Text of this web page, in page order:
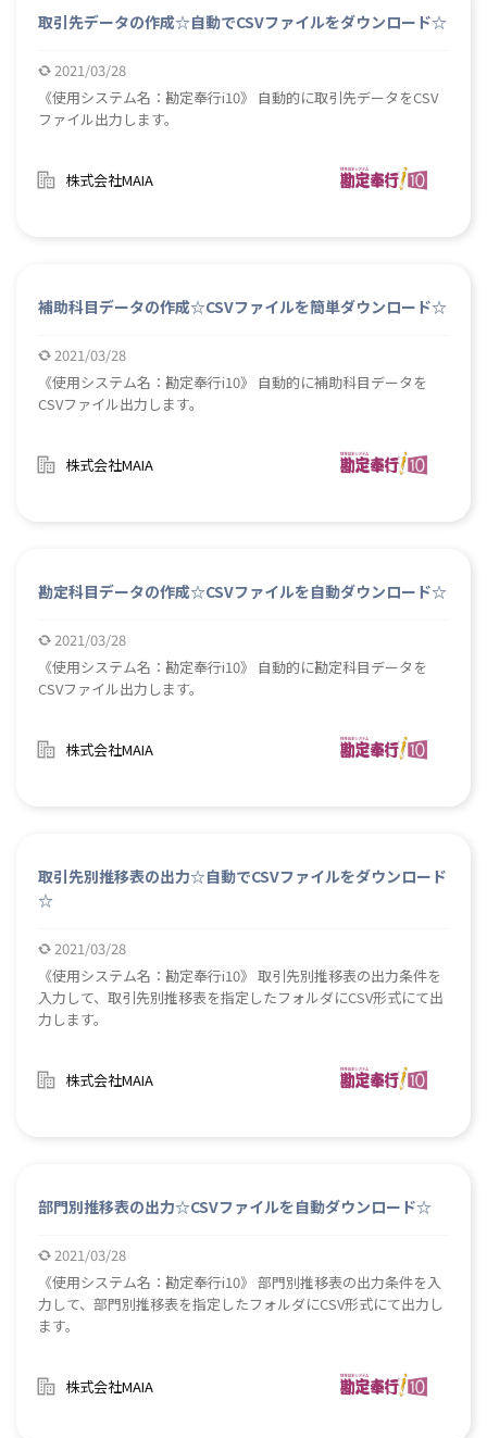
取引先データの作成☆自動でCSVファイルをダウンロード☆
2021/03/28
《使用システム名：勘定奉行i10》 自動的に取引先データをCSV
ファイル出力します。
株式会社MAIA
補助科目データの作成☆CSVファイルを簡単ダウンロード☆
2021/03/28
《使用システム名：勘定奉行i10》 自動的に補助科目データを
CSVファイル出力します。
株式会社MAIA
勘定科目データの作成☆CSVファイルを自動ダウンロード☆
2021/03/28
《使用システム名：勘定奉行i10》 自動的に勘定科目データを
CSVファイル出力します。
株式会社MAIA
取引先別推移表の出力☆自動でCSVファイルをダウンロード
☆
2021/03/28
《使用システム名：勘定奉行i10》 取引先別推移表の出力条件を
入力して、取引先別推移表を指定したフォルダにCSV形式にて出
力します。
株式会社MAIA
部門別推移表の出力☆CSVファイルを自動ダウンロード☆
2021/03/28
《使用システム名：勘定奉行i10》 部門別推移表の出力条件を入
力して、部門別推移表を指定したフォルダにCSV形式にて出力し
ます。
株式会社MAIA